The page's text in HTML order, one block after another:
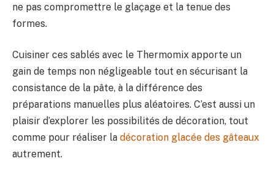
ne pas compromettre le glaçage et la tenue des
formes.
Cuisiner ces sablés avec le Thermomix apporte un
gain de temps non négligeable tout en sécurisant la
consistance de la pâte, à la différence des
préparations manuelles plus aléatoires. C’est aussi un
plaisir d’explorer les possibilités de décoration, tout
comme pour réaliser la décoration glacée des gâteaux
autrement.